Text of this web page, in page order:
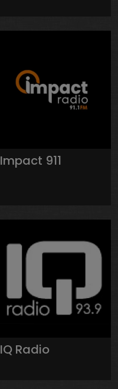
Impact 911
IQ Radio